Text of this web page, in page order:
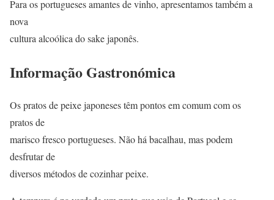
Para os portugueses amantes de vinho, apresentamos também a
nova
cultura alcoólica do sake japonês.
Informação Gastronómica
Os pratos de peixe japoneses têm pontos em comum com os
pratos de
marisco fresco portugueses. Não há bacalhau, mas podem
desfrutar de
diversos métodos de cozinhar peixe.